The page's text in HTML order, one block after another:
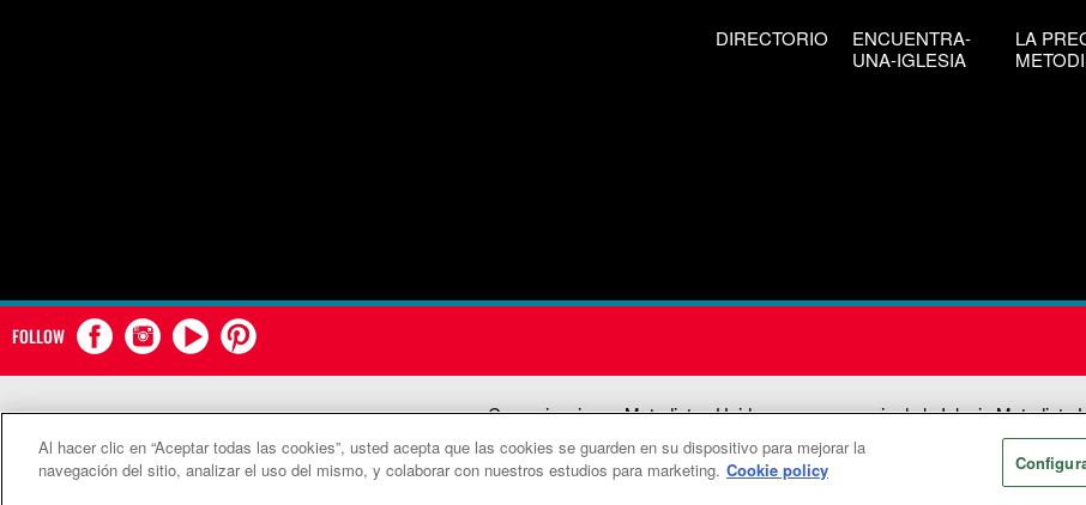
DIRECTORIO
ENCUENTRA-
UNA-IGLESIA
LA
FOLLOW
Comunicaciones Metodistas Unidas es una agencia de la Iglesia Metodista
©2026 Comunicaciones Metodistas Unidas. Reservados todos los
Al hacer clic en “Aceptar todas las cookies”, usted acepta que las cookies se guarden en su dispositivo para mejorar la
navegación del sitio, analizar el uso del mismo, y colaborar con nuestros estudios para marketing. Cookie policy